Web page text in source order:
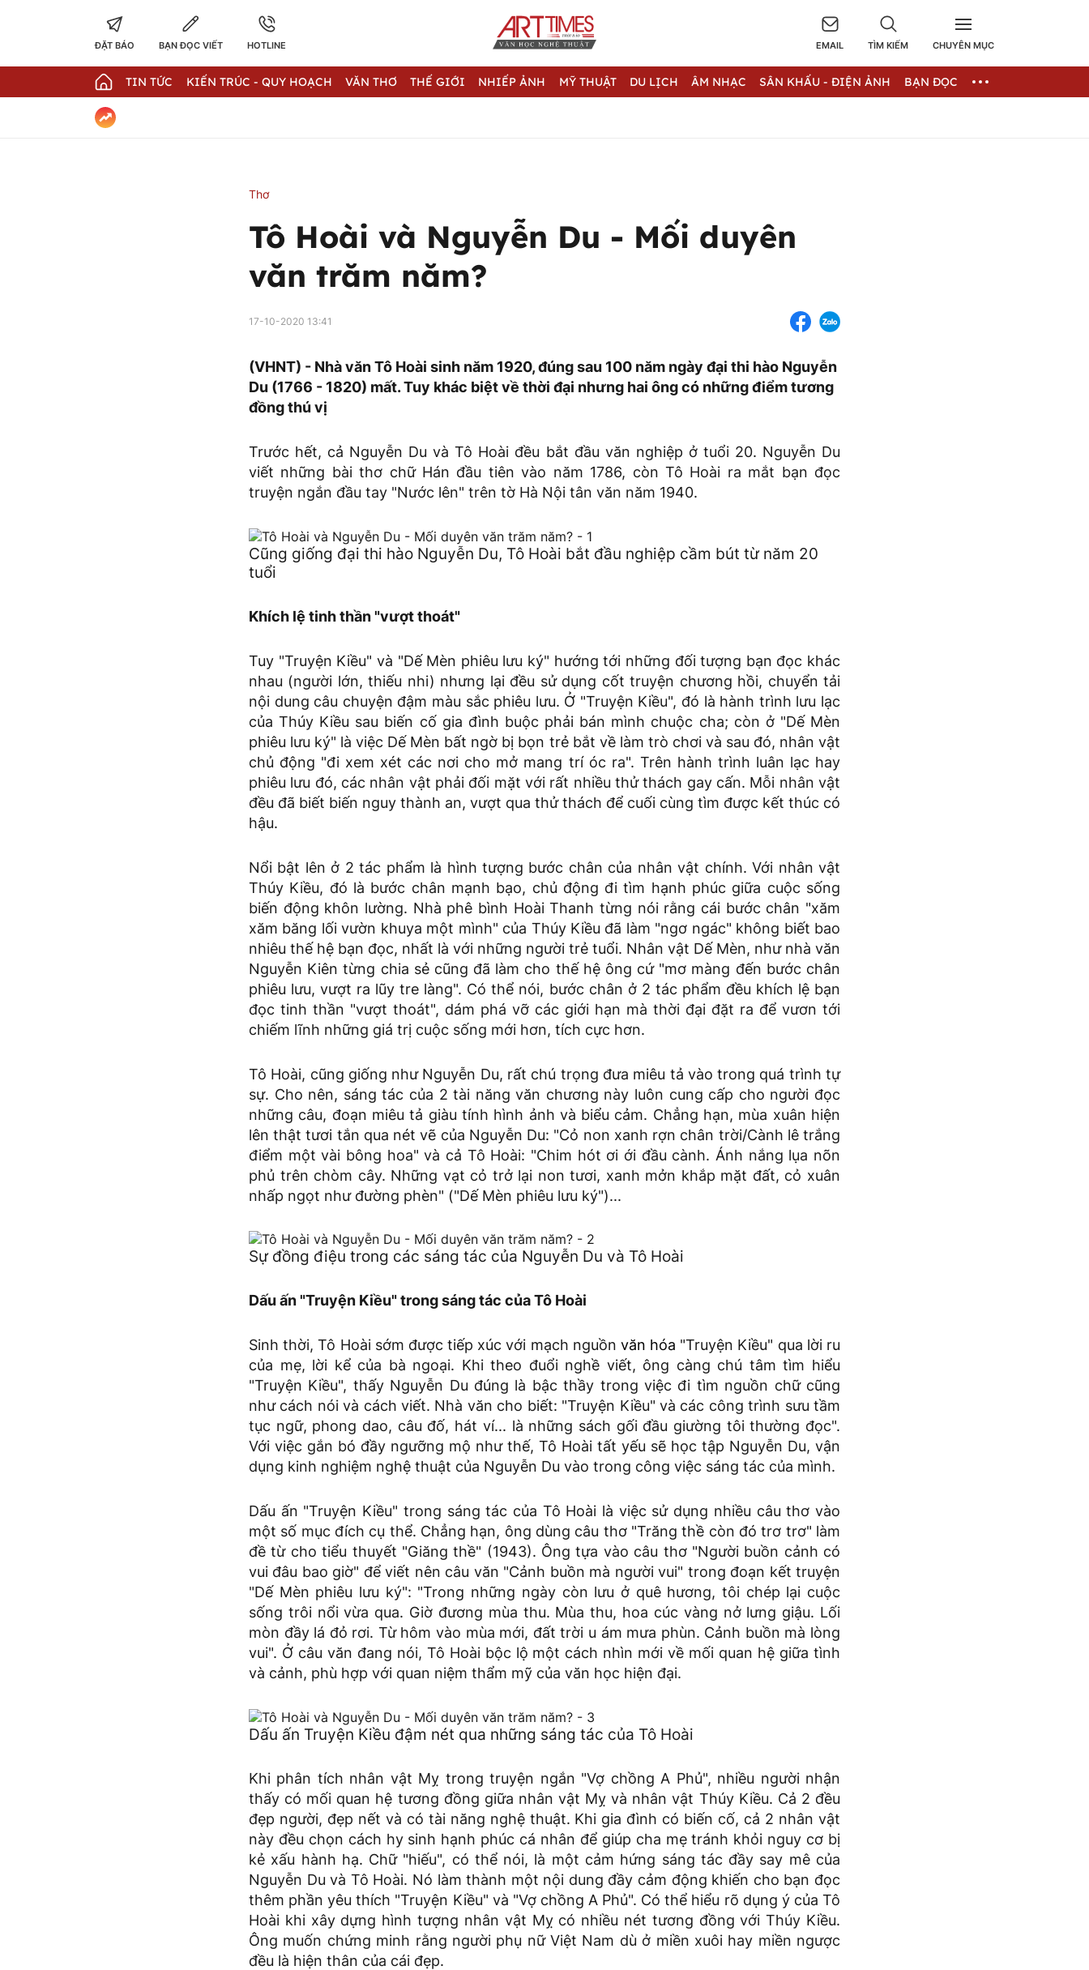
ĐẶT BÁO BẠN ĐỌC VIẾT HOTLINE EMAIL TÌM KIẾM CHUYÊN MỤC
TIN TỨC KIẾN TRÚC - QUY HOẠCH VĂN THƠ THẾ GIỚI NHIẾP ẢNH MỸ THUẬT DU LỊCH ÂM NHẠC SÂN KHẤU - ĐIỆN ẢNH BẠN ĐỌC
Thơ
Tô Hoài và Nguyễn Du - Mối duyên
văn trăm năm?
17-10-2020 13:41
(VHNT) - Nhà văn Tô Hoài sinh năm 1920, đúng sau 100 năm ngày đại thi hào Nguyễn
Du (1766 - 1820) mất. Tuy khác biệt về thời đại nhưng hai ông có những điểm tương
đồng thú vị
Trước hết, cả Nguyễn Du và Tô Hoài đều bắt đầu văn nghiệp ở tuổi 20. Nguyễn Du
viết những bài thơ chữ Hán đầu tiên vào năm 1786, còn Tô Hoài ra mắt bạn đọc
truyện ngắn đầu tay "Nước lên" trên tờ Hà Nội tân văn năm 1940.
Cũng giống đại thi hào Nguyễn Du, Tô Hoài bắt đầu nghiệp cầm bút từ năm 20
tuổi
Khích lệ tinh thần "vượt thoát"
Tuy "Truyện Kiều" và "Dế Mèn phiêu lưu ký" hướng tới những đối tượng bạn đọc khác
nhau (người lớn, thiếu nhi) nhưng lại đều sử dụng cốt truyện chương hồi, chuyển tải
nội dung câu chuyện đậm màu sắc phiêu lưu. Ở "Truyện Kiều", đó là hành trình lưu lạc
của Thúy Kiều sau biến cố gia đình buộc phải bán mình chuộc cha; còn ở "Dế Mèn
phiêu lưu ký" là việc Dế Mèn bất ngờ bị bọn trẻ bắt về làm trò chơi và sau đó, nhân vật
chủ động "đi xem xét các nơi cho mở mang trí óc ra". Trên hành trình luân lạc hay
phiêu lưu đó, các nhân vật phải đối mặt với rất nhiều thử thách gay cấn. Mỗi nhân vật
đều đã biết biến nguy thành an, vượt qua thử thách để cuối cùng tìm được kết thúc có
hậu.
Nổi bật lên ở 2 tác phẩm là hình tượng bước chân của nhân vật chính. Với nhân vật
Thúy Kiều, đó là bước chân mạnh bạo, chủ động đi tìm hạnh phúc giữa cuộc sống
biến động khôn lường. Nhà phê bình Hoài Thanh từng nói rằng cái bước chân "xăm
xăm băng lối vườn khuya một mình" của Thúy Kiều đã làm "ngơ ngác" không biết bao
nhiêu thế hệ bạn đọc, nhất là với những người trẻ tuổi. Nhân vật Dế Mèn, như nhà văn
Nguyễn Kiên từng chia sẻ cũng đã làm cho thế hệ ông cứ "mơ màng đến bước chân
phiêu lưu, vượt ra lũy tre làng". Có thể nói, bước chân ở 2 tác phẩm đều khích lệ bạn
đọc tinh thần "vượt thoát", dám phá vỡ các giới hạn mà thời đại đặt ra để vươn tới
chiếm lĩnh những giá trị cuộc sống mới hơn, tích cực hơn.
Tô Hoài, cũng giống như Nguyễn Du, rất chú trọng đưa miêu tả vào trong quá trình tự
sự. Cho nên, sáng tác của 2 tài năng văn chương này luôn cung cấp cho người đọc
những câu, đoạn miêu tả giàu tính hình ảnh và biểu cảm. Chẳng hạn, mùa xuân hiện
lên thật tươi tắn qua nét vẽ của Nguyễn Du: "Cỏ non xanh rợn chân trời/Cành lê trắng
điểm một vài bông hoa" và cả Tô Hoài: "Chim hót ơi ới đầu cành. Ánh nắng lụa nõn
phủ trên chòm cây. Những vạt cỏ trở lại non tươi, xanh mởn khắp mặt đất, cỏ xuân
nhấp ngọt như đường phèn" ("Dế Mèn phiêu lưu ký")...
Sự đồng điệu trong các sáng tác của Nguyễn Du và Tô Hoài
Dấu ấn "Truyện Kiều" trong sáng tác của Tô Hoài
Sinh thời, Tô Hoài sớm được tiếp xúc với mạch nguồn văn hóa "Truyện Kiều" qua lời ru
của mẹ, lời kể của bà ngoại. Khi theo đuổi nghề viết, ông càng chú tâm tìm hiểu
"Truyện Kiều", thấy Nguyễn Du đúng là bậc thầy trong việc đi tìm nguồn chữ cũng
như cách nói và cách viết. Nhà văn cho biết: "Truyện Kiều" và các công trình sưu tầm
tục ngữ, phong dao, câu đố, hát ví... là những sách gối đầu giường tôi thường đọc".
Với việc gắn bó đầy ngưỡng mộ như thế, Tô Hoài tất yếu sẽ học tập Nguyễn Du, vận
dụng kinh nghiệm nghệ thuật của Nguyễn Du vào trong công việc sáng tác của mình.
Dấu ấn "Truyện Kiều" trong sáng tác của Tô Hoài là việc sử dụng nhiều câu thơ vào
một số mục đích cụ thể. Chẳng hạn, ông dùng câu thơ "Trăng thề còn đó trơ trơ" làm
đề từ cho tiểu thuyết "Giăng thề" (1943). Ông tựa vào câu thơ "Người buồn cảnh có
vui đâu bao giờ" để viết nên câu văn "Cảnh buồn mà người vui" trong đoạn kết truyện
"Dế Mèn phiêu lưu ký": "Trong những ngày còn lưu ở quê hương, tôi chép lại cuộc
sống trôi nổi vừa qua. Giờ đương mùa thu. Mùa thu, hoa cúc vàng nở lưng giậu. Lối
mòn đầy lá đỏ rơi. Từ hôm vào mùa mới, đất trời u ám mưa phùn. Cảnh buồn mà lòng
vui". Ở câu văn đang nói, Tô Hoài bộc lộ một cách nhìn mới về mối quan hệ giữa tình
và cảnh, phù hợp với quan niệm thẩm mỹ của văn học hiện đại.
Dấu ấn Truyện Kiều đậm nét qua những sáng tác của Tô Hoài
Khi phân tích nhân vật Mỵ trong truyện ngắn "Vợ chồng A Phủ", nhiều người nhận
thấy có mối quan hệ tương đồng giữa nhân vật Mỵ và nhân vật Thúy Kiều. Cả 2 đều
đẹp người, đẹp nết và có tài năng nghệ thuật. Khi gia đình có biến cố, cả 2 nhân vật
này đều chọn cách hy sinh hạnh phúc cá nhân để giúp cha mẹ tránh khỏi nguy cơ bị
kẻ xấu hành hạ. Chữ "hiếu", có thể nói, là một cảm hứng sáng tác đầy say mê của
Nguyễn Du và Tô Hoài. Nó làm thành một nội dung đầy cảm động khiến cho bạn đọc
thêm phần yêu thích "Truyện Kiều" và "Vợ chồng A Phủ". Có thể hiểu rõ dụng ý của Tô
Hoài khi xây dựng hình tượng nhân vật Mỵ có nhiều nét tương đồng với Thúy Kiều.
Ông muốn chứng minh rằng người phụ nữ Việt Nam dù ở miền xuôi hay miền ngược
đều là hiện thân của cái đẹp.